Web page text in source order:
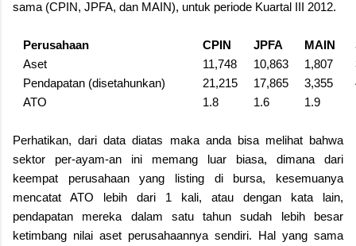
sama (CPIN, JPFA, dan MAIN), untuk periode Kuartal III 2012.
Perusahaan CPIN JPFA MAIN
Aset
11,748 10,863 1,807
Pendapatan (disetahunkan)
21,215 17,865 3,355
ATO
1.8 1.6 1.9
Perhatikan, dari data diatas maka anda bisa melihat bahwa
sektor per-ayam-an ini memang luar biasa, dimana dari
keempat perusahaan yang listing di bursa, kesemuanya
mencatat ATO lebih dari 1 kali, atau dengan kata lain,
pendapatan mereka dalam satu tahun sudah lebih besar
ketimbang nilai aset perusahaannya sendiri. Hal yang sama